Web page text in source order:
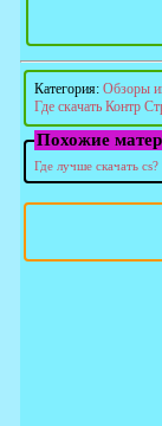
Категория: Обзоры
Где скачать Контр
Похожие
Где лучше скачать cs?